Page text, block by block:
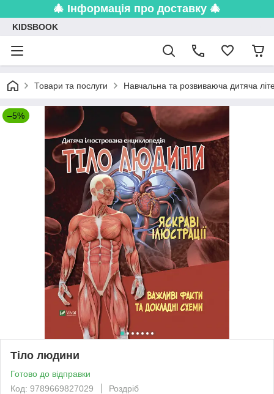
🎄 Інформація про доставку 🎄
KIDSBOOK
Товари та послуги Навчальна та розвиваюча дитяча
–5%
Тіло людини
Готово до відправки
Код: 9789669827029
Роздріб